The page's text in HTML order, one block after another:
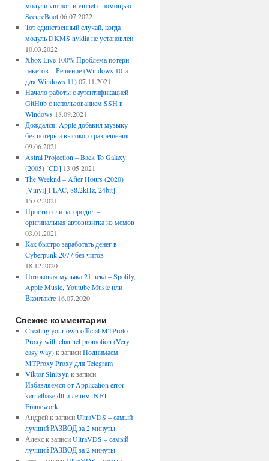
модули vmmon и vmnet с помощью
SecureBoot 06.07.2022
Тот единственный случай, когда
модуль DKMS nvidia не установлен
10.03.2022
Xbox Live 100% Проблема потери
пакетов – Решение (Windows 10 и
для Windows 11) 07.11.2021
Начало работы с аутентификацией
GitHub с использованием SSH в
Windows 18.09.2021
Дождался: Apple добавил музыку
без потерь и высокого разрешения
09.06.2021
Astral Projection – Back To Galaxy
(2005) [CD] 13.05.2021
The Weeknd – After Hours (2020)
[Vinyl][FLAC, 88.2kHz, 24bit]
15.02.2021
Прости если загородил –
оригинальная автовизитка из мемов
03.01.2021
Как быстро заработать денег в
Cyberpunk 2077 без читов
18.12.2020
Потоковая музыка 21 века – Spotify,
Apple Music, Youtube Music или
Вконтакте 16.07.2020
Свежие комментарии
Creating your own official MTProto
Proxy with channel promotion (Very
easy way)к записиПоднимаем
MTProxy Proxy для Telegram
Viktor Sinitsyn к записи
Избавляемся от Application error
kernelbase.dll и лечим .NET
Framework
Андрейк записиUltraVDS – самый
лучший РАЗВОД за 2 минуты
Алекск записиUltraVDS – самый
лучший РАЗВОД за 2 минуты